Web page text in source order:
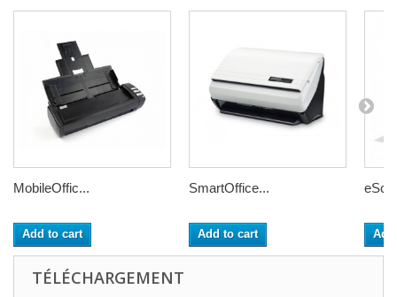
MobileOffic...
Add to cart
SmartOffice...
Add to cart
TÉLÉCHARGEMENT